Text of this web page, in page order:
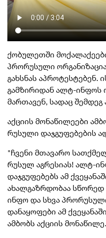
ქობულეთში
პრორუსული
გახსნას აპროტესტებენ.
გამზირიდან ალტ-
მართავენ, სადაც შემდეგ
აქციის მონაწილეები
რუსული დაჯგუფებების
"ჩვენი მთავარო
რუსულ აგრესიას! ალტ-
დაჯგუფებებს ამ
ახალგაზრდობაა სწორედ
ინფო და სხვა
დანაყოფები ამ
ამბობს აქციის მონაწილე.